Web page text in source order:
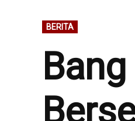
POSTED
IN
BERITA